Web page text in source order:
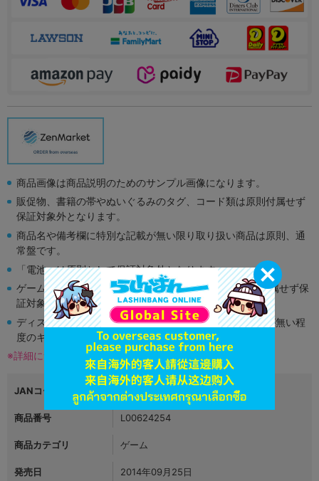
商品画像は商品説明のためのサンプル画像になります。
販促物、書籍の帯やぬいぐるみのタグ、コード類は原則付属せず
保証対象外となります。
商品名や備考欄に特別な記載が無い限り取り扱い商品は原則、通
常盤です。
「電池」は原則として保証対象外となります。
ゲーム機本体には、SDカードなどのメモリーカードは付属せず保
証対象外となります。
ディスク類の読み取り面のキズに関しまして再生に支障が無い程
度のキズがある場合がございます。
※詳細につきましてはコチラ
JANコード 4988615058028
商品番号 L00624254
商品カテゴリ ゲーム
発売日 2014年09月25日